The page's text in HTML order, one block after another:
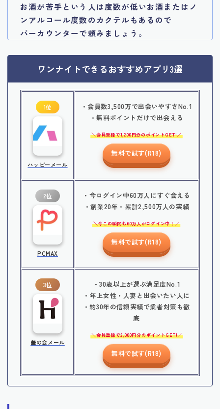
お酒が苦手という人は度数が低いお酒またはノ
ンアルコール度数のカクテルもあるので
バーカウンターで頼みましょう。
ワンナイトできるおすすめアプリ3選
1位
ハッピーメール
・会員数3,500万で出会いやすさNo.1
・無料ポイントだけで出会える
会員登録で1,200円分のポイントGET!
無料で試す(R18)
2位
PCMAX
・今ログイン中60万人にすぐ会える
・創業20年・累計2,500万人の実績
今この瞬間も60万人がログイン中！
無料で試す(R18)
3位
華の会メール
・30歳以上が選ぶ満足度No.1
・年上女性・人妻と出会いたい人に
・約30年の信頼実績で業者対策も徹
底
会員登録で2,000円分のポイントGET!
無料で試す(R18)